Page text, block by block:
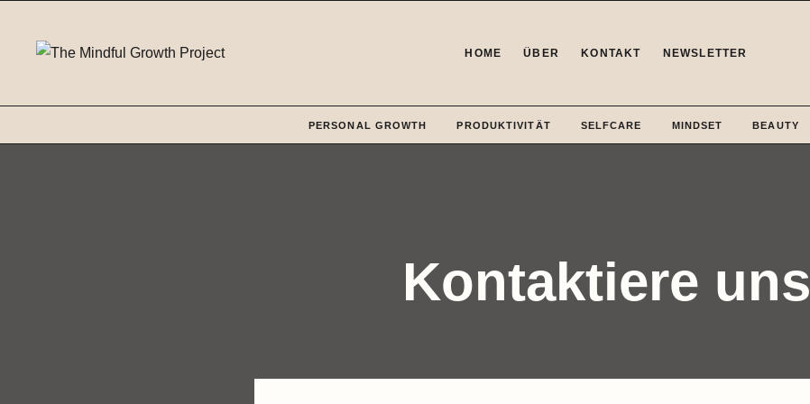
springen
HOME ÜBER KONTAKT NEWSLETTER
PERSONAL GROWTH PRODUKTIVITÄT SELFCARE MINDSET BEAUTY
Kontaktiere uns